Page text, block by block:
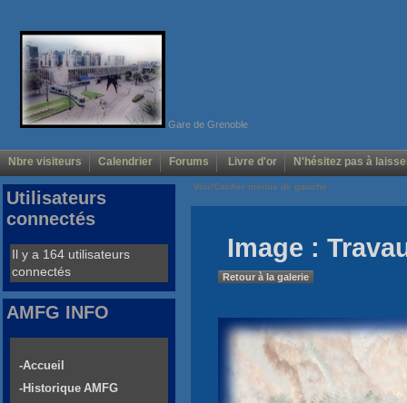
Gare de Grenoble
Nbre visiteurs Calendrier Forums Livre d'or N'hésitez pas à
Voir/Cacher menus de gauche
Image :
Retour à la galerie
Utilisateurs
connectés
Il y a 164 utilisateurs
connectés
AMFG INFO
-Accueil
-Historique AMFG